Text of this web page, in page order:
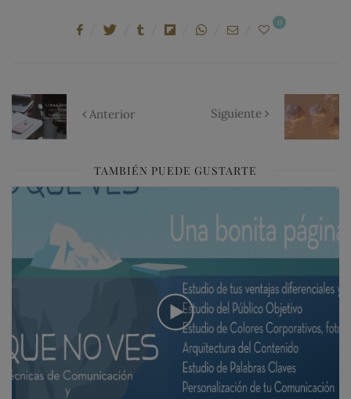
0
Anterior Siguiente
TAMBIÉN PUEDE GUSTARTE